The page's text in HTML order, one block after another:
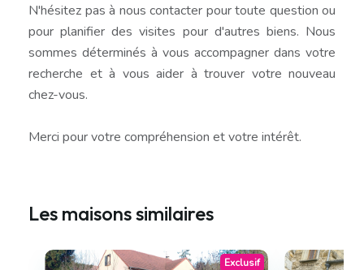
N'hésitez pas à nous contacter pour toute question ou
pour planifier des visites pour d'autres biens. Nous
sommes déterminés à vous accompagner dans votre
recherche et à vous aider à trouver votre nouveau
chez-vous.
Merci pour votre compréhension et votre intérêt.
Les maisons similaires
Exclusif